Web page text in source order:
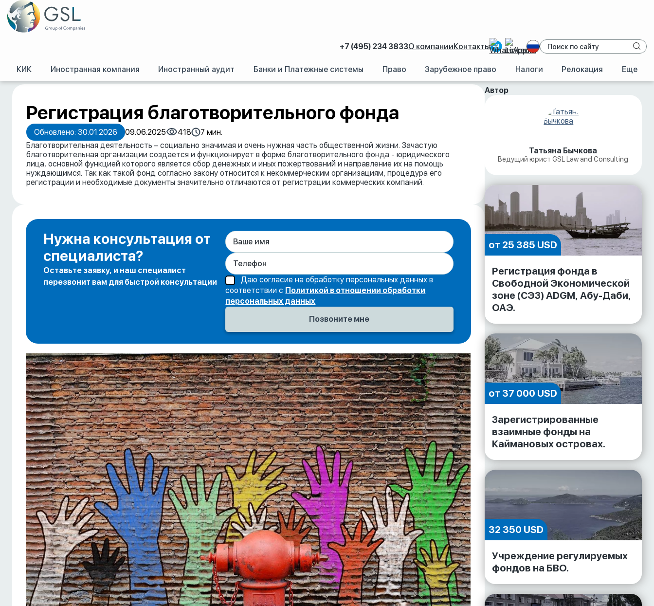
+7 (495) 234 3833О компанииКонтакты
КИК Иностранная компания Иностранный аудит Банки и Платежные системы Право Зарубежное право Налоги Релокация Еще
GSL/Пресс-центр/Публикации /Регистрация благотворительного фонда
Регистрация благотворительного фонда
Обновлено: 30.01.2026 09.06.2025 418
7 мин.
Благотворительная деятельность – социально значимая и очень нужная часть общественной жизни. Зачастую
благотворительная организации создается и функционирует в форме благотворительного фонда - юридического
лица, основной функцией которого является сбор денежных и иных пожертвований и направление их на помощь
нуждающимся. Так как такой фонд согласно закону относится к некоммерческим организациям, процедура его
регистрации и необходимые документы значительно отличаются от регистрации коммерческих компаний.
Нужна консультация от
специалиста?
Оставьте заявку, и наш специалист
перезвонит вам для быстрой консультации
Даю согласие на обработку персональных данных в
соответствии с Политикой в отношении обработки
персональных данных
Автор
Татьяна Бычкова
Ведущий юрист GSL Law and Consulting
от 25 385 USD
Регистрация фонда в
Свободной Экономической
зоне (СЭЗ) ADGM, Абу-Даби,
ОАЭ.
от 37 000 USD
Зарегистрированные
взаимные фонды на
Каймановых островах.
32 350 USD
Учреждение регулируемых
фондов на БВО.